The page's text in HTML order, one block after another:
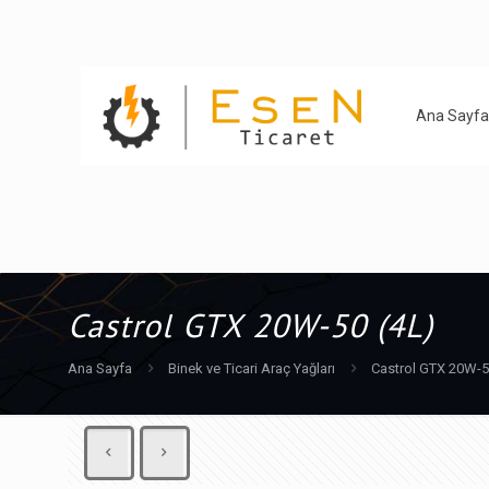
Ana Sayfa
Castrol GTX 20W-50 (4L)
Ana Sayfa Binek ve Ticari Araç Yağları Castrol GTX 20W-